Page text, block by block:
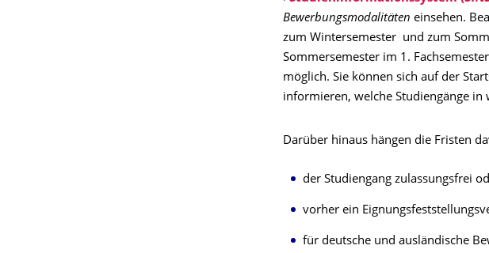
Bewerbungsmodalitäten einsehen.
zum Wintersemester und zum
Sommersemester im 1.
möglich. Sie können sich auf der
informieren, welche Studiengänge in
Darüber hinaus hängen die Fristen
der Studiengang zulassungsfrei
vorher ein
für deutsche und ausländische